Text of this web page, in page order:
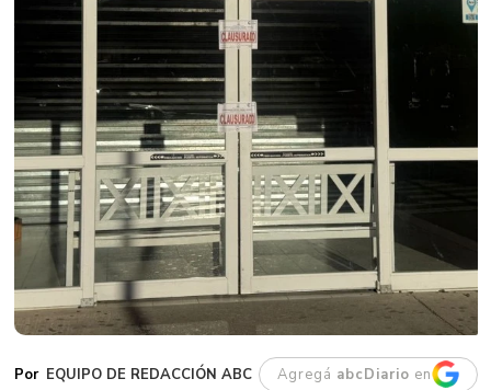
EQUIPO DE REDACCIÓN ABC Agregá abcDiario en